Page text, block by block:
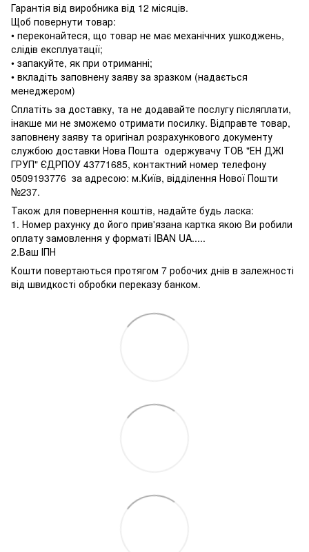
Гарантія від виробника від 12 місяців.
Щоб повернути товар:
• переконайтеся, що товар не має механічних ушкоджень,
слідів експлуатації;
• запакуйте, як при отриманні;
• вкладіть заповнену заяву за зразком (надається
менеджером)
Сплатіть за доставку, та не додавайте послугу післяплати,
інакше ми не зможемо отримати посилку. Відправте товар,
заповнену заяву та оригінал розрахункового документу
службою доставки Нова Пошта одержувачу ТОВ "ЕН ДЖІ
ГРУП" ЄДРПОУ 43771685, контактний номер телефону
0509193776 за адресою: м.Київ, відділення Нової Пошти
№237.
Також для повернення коштів, надайте будь ласка:
1. Номер рахунку до його прив'язана картка якою Ви робили
оплату замовлення у форматі IBAN UA.....
2.Ваш ІПН
Кошти повертаються протягом 7 робочих днів в залежності
від швидкості обробки переказу банком.